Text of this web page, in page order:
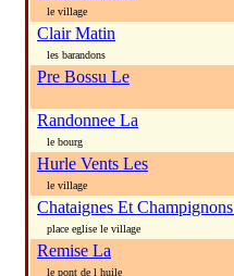
le village
Clair Matin
les barandons
Pre Bossu Le
Randonnee La
le bourg
Hurle Vents Les
le village
Chataignes Et
place eglise le village
Remise La
le pont de l huile